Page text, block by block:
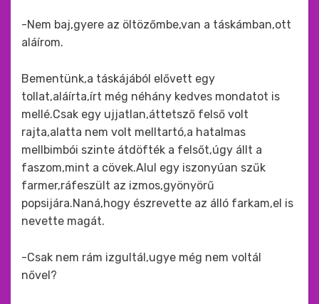
-Nem baj,gyere az öltözőmbe,van a táskámban,ott
aláírom.
Bementünk,a táskájából elővett egy
tollat,aláírta,írt még néhány kedves mondatot is
mellé.Csak egy ujjatlan,áttetsző felső volt
rajta,alatta nem volt melltartó,a hatalmas
mellbimbói szinte átdöfték a felsőt,úgy állt a
faszom,mint a cövek.Alul egy iszonyúan szűk
farmer,ráfeszült az izmos,gyönyörű
popsijára.Naná,hogy észrevette az álló farkam,el is
nevette magát.
-Csak nem rám izgultál,ugye még nem voltál
nővel?